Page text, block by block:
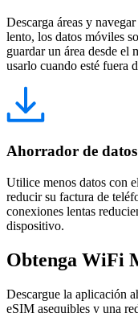
Descarga áreas y
lento, los datos móviles
guardar un área desde el
usarlo cuando esté fuera
Ahorrador de datos
Utilice menos datos con
reducir su factura de
conexiones lentas
dispositivo.
Obtenga WiFi
Descargue la aplicación
eSIM asequibles y una